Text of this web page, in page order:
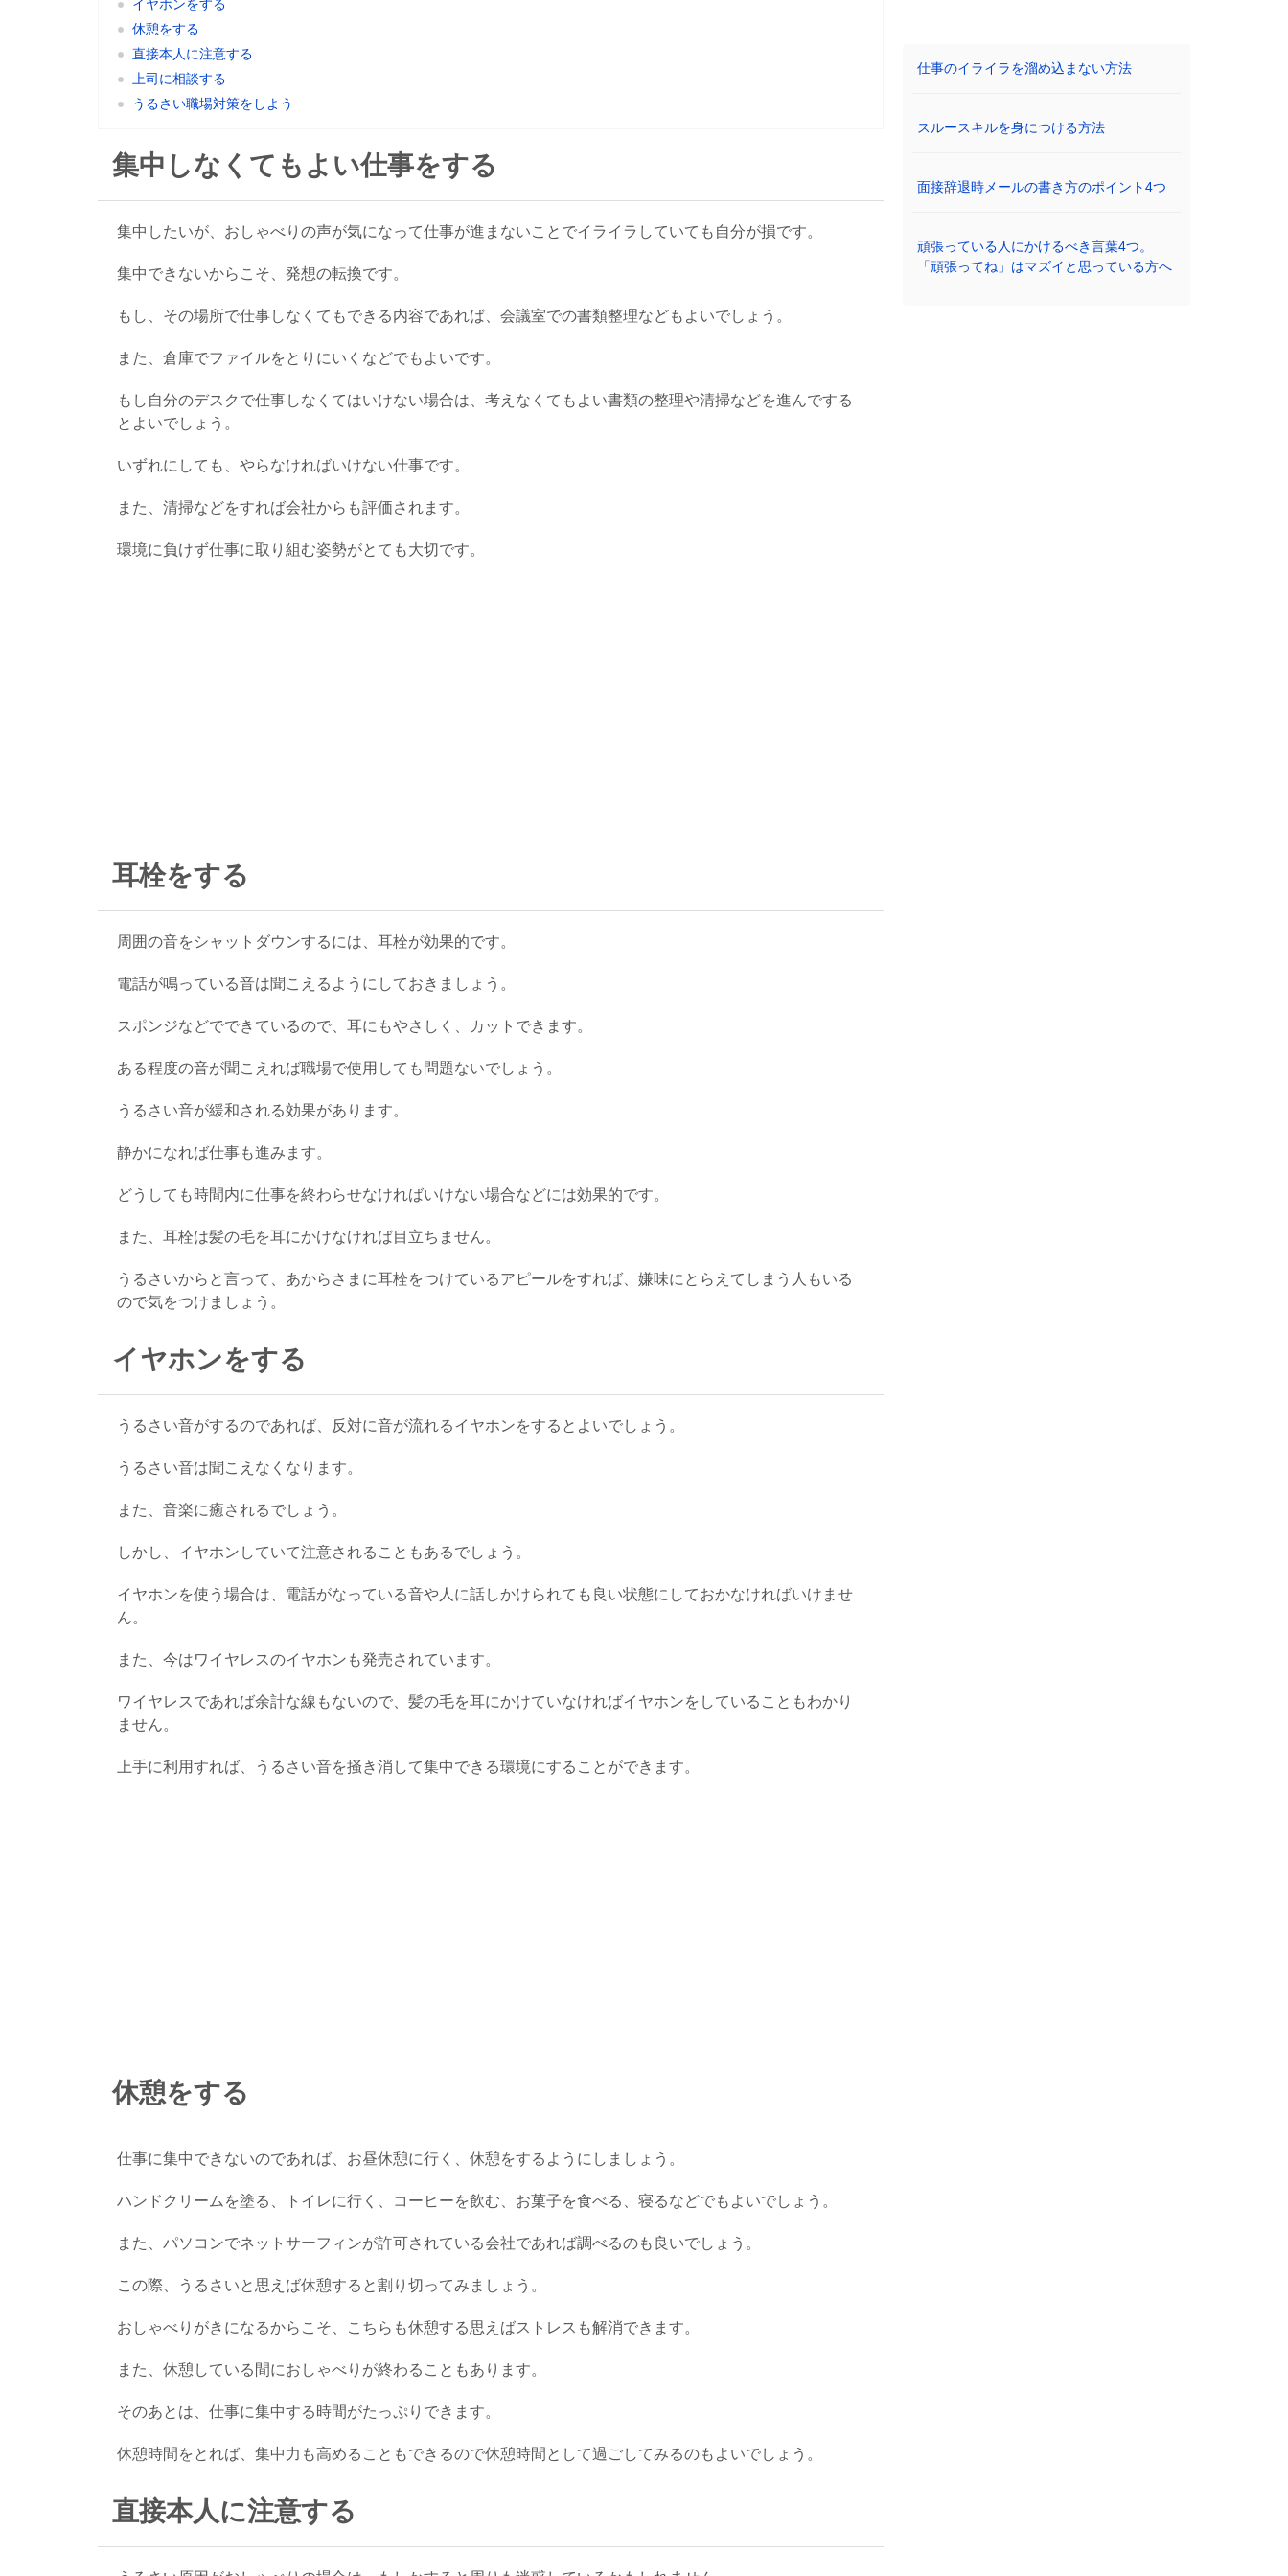
イヤホンをする
休憩をする
直接本人に注意する
上司に相談する
うるさい職場対策をしよう
集中しなくてもよい仕事をする
集中したいが、おしゃべりの声が気になって仕事が進まないことでイライラしていても自分が損です。
集中できないからこそ、発想の転換です。
もし、その場所で仕事しなくてもできる内容であれば、会議室での書類整理などもよいでしょう。
また、倉庫でファイルをとりにいくなどでもよいです。
もし自分のデスクで仕事しなくてはいけない場合は、考えなくてもよい書類の整理や清掃などを進んでする
とよいでしょう。
いずれにしても、やらなければいけない仕事です。
また、清掃などをすれば会社からも評価されます。
環境に負けず仕事に取り組む姿勢がとても大切です。
耳栓をする
周囲の音をシャットダウンするには、耳栓が効果的です。
電話が鳴っている音は聞こえるようにしておきましょう。
スポンジなどでできているので、耳にもやさしく、カットできます。
ある程度の音が聞こえれば職場で使用しても問題ないでしょう。
うるさい音が緩和される効果があります。
静かになれば仕事も進みます。
どうしても時間内に仕事を終わらせなければいけない場合などには効果的です。
また、耳栓は髪の毛を耳にかけなければ目立ちません。
うるさいからと言って、あからさまに耳栓をつけているアピールをすれば、嫌味にとらえてしまう人もいる
ので気をつけましょう。
イヤホンをする
うるさい音がするのであれば、反対に音が流れるイヤホンをするとよいでしょう。
うるさい音は聞こえなくなります。
また、音楽に癒されるでしょう。
しかし、イヤホンしていて注意されることもあるでしょう。
イヤホンを使う場合は、電話がなっている音や人に話しかけられても良い状態にしておかなければいけませ
ん。
また、今はワイヤレスのイヤホンも発売されています。
ワイヤレスであれば余計な線もないので、髪の毛を耳にかけていなければイヤホンをしていることもわかり
ません。
上手に利用すれば、うるさい音を掻き消して集中できる環境にすることができます。
休憩をする
仕事に集中できないのであれば、お昼休憩に行く、休憩をするようにしましょう。
ハンドクリームを塗る、トイレに行く、コーヒーを飲む、お菓子を食べる、寝るなどでもよいでしょう。
また、パソコンでネットサーフィンが許可されている会社であれば調べるのも良いでしょう。
この際、うるさいと思えば休憩すると割り切ってみましょう。
おしゃべりがきになるからこそ、こちらも休憩する思えばストレスも解消できます。
また、休憩している間におしゃべりが終わることもあります。
そのあとは、仕事に集中する時間がたっぷりできます。
休憩時間をとれば、集中力も高めることもできるので休憩時間として過ごしてみるのもよいでしょう。
直接本人に注意する
仕事のイライラを溜め込まない方法
スルースキルを身につける方法
面接辞退時メールの書き方のポイント4つ
頑張っている人にかけるべき言葉4つ。
「頑張ってね」はマズイと思っている方へ